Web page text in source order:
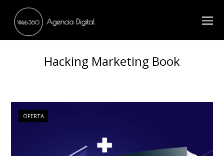
Hacking Marketing Book
OFERTA